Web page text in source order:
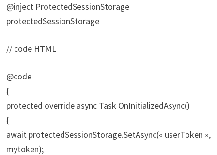
@inject ProtectedSessionStorage
protectedSessionStorage
// code HTML
@code
{
protected override async Task OnInitializedAsync()
{
await protectedSessionStorage.SetAsync(« userToken »,
mytoken);